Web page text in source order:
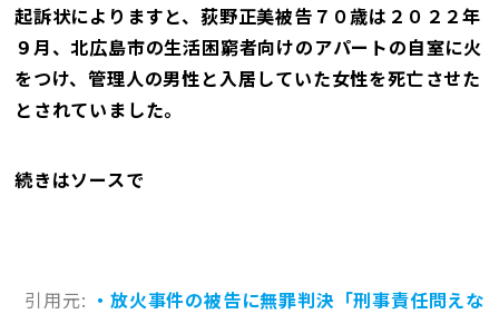
起訴状によりますと、荻野正美被告７０歳は２０２２年
９月、北広島市の生活困窮者向けのアパートの自室に火
をつけ、管理人の男性と入居していた女性を死亡させた
とされていました。
続きはソースで
引用元: ・放火事件の被告に無罪判決「刑事責任問えな